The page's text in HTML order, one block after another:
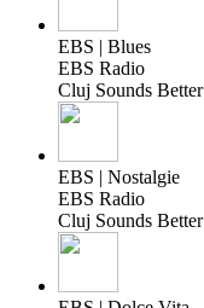
EBS | Blues
EBS Radio
Cluj Sounds Better
EBS | Nostalgie
EBS Radio
Cluj Sounds Better